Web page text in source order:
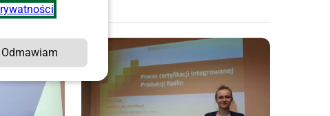
Odmawiam